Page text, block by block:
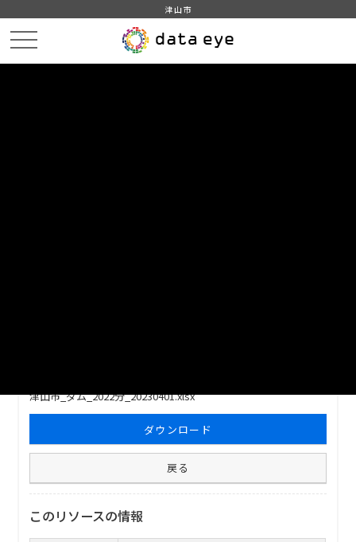
津山市
津山市_ダム_2022分_20230401.xlsx
ダウンロード
戻る
このリソースの情報